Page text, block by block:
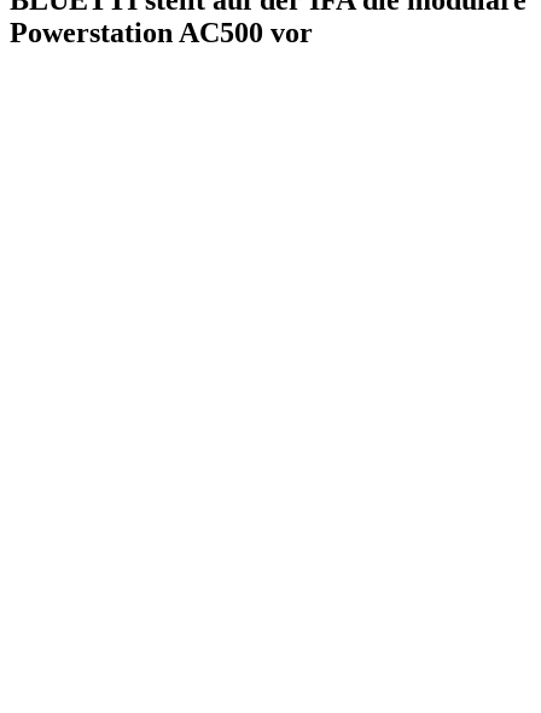
Powerstation AC500 vor